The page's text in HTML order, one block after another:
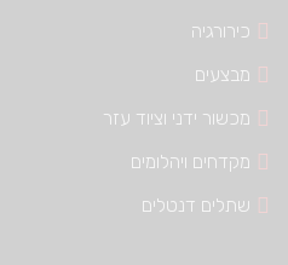
כירורגיה
מבצעים
מכשור ידני וציוד עזר
מקדחים ויהלומים
שתלים דנטלים